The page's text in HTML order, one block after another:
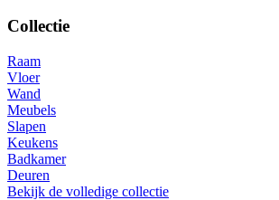
Collectie
Raam
Vloer
Wand
Meubels
Slapen
Keukens
Badkamer
Deuren
Bekijk de volledige collectie